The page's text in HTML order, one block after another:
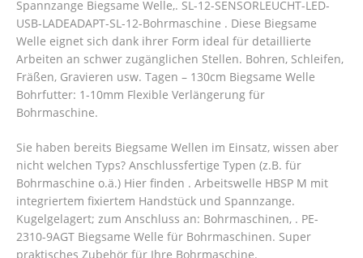
Spannzange Biegsame Welle,. SL-12-SENSORLEUCHT-LED-
USB-LADEADAPT-SL-12-Bohrmaschine . Diese Biegsame
Welle eignet sich dank ihrer Form ideal für detaillierte
Arbeiten an schwer zugänglichen Stellen. Bohren, Schleifen,
Fräßen, Gravieren usw. Tagen – 130cm Biegsame Welle
Bohrfutter: 1-10mm Flexible Verlängerung für
Bohrmaschine.
Sie haben bereits Biegsame Wellen im Einsatz, wissen aber
nicht welchen Typs? Anschlussfertige Typen (z.B. für
Bohrmaschine o.ä.) Hier finden . Arbeitswelle HBSP M mit
integriertem fixiertem Handstück und Spannzange.
Kugelgelagert; zum Anschluss an: Bohrmaschinen, . PE-
2310-9AGT Biegsame Welle für Bohrmaschinen. Super
praktisches Zubehör für Ihre Bohrmaschine.